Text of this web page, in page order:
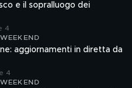
e il sopralluogo dei
4
aggiornamenti in diretta da
4